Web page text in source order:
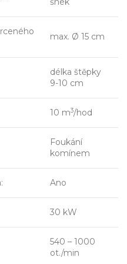
max. Ø 15 cm
délka štěpky
9-10 cm
10 m3/hod
Foukání
komínem
Ano
30 kW
540 – 1000
ot./min